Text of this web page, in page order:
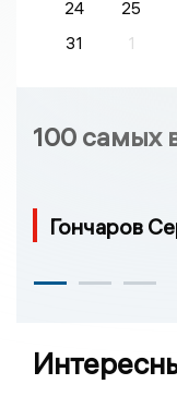
24
25
31
1
100 самых
Гончаров